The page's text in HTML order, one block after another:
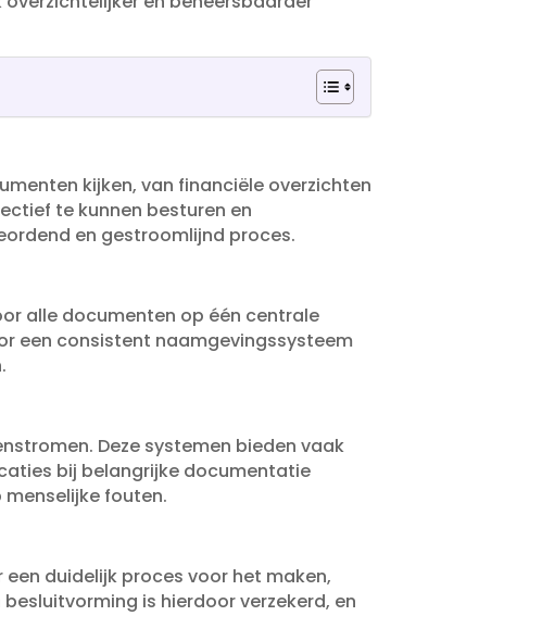
kijken, van financiële overzichten
te kunnen besturen en
en gestroomlijnd proces.​
alle documenten op één centrale
een consistent naamgevingssysteem
Deze systemen bieden vaak
bij belangrijke documentatie
fouten.​
duidelijk proces voor het maken,
is hierdoor verzekerd, en